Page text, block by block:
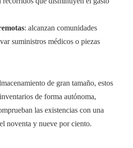
: alcanzan comunidades
suministros médicos o piezas
de gran tamaño, estos
de forma autónoma,
las existencias con una
noventa y nueve por ciento.